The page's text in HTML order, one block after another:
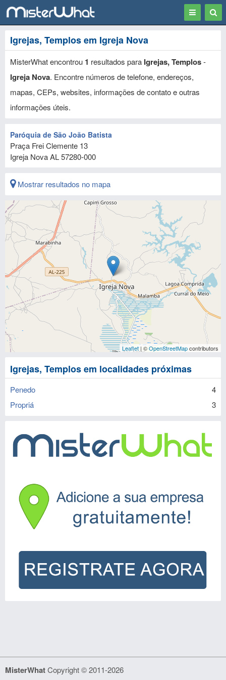
Toggle
Igrejas, Templos em Igreja Nova
MisterWhat encontrou 1 resultados para Igrejas, Templos-
Igreja Nova. Encontre números de telefone, endereços,
mapas, CEPs, websites, informações de contato e outras
informações úteis.
Paróquia de São João Batista
Praça Frei Clemente 13
Igreja NovaAL57280-000
Mostrar resultados no mapa
Leaflet| ©OpenStreetMapcontributors
Igrejas, Templos em localidades próximas
Penedo
4
Propriá
3
MisterWhatCopyright © 2011-2026